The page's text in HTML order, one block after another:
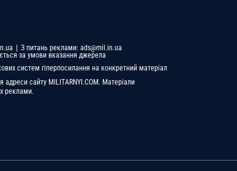
| З питань реклами: ads@mil.in.ua
за умови вказання джерела
систем гіперпосилання на конкретний матеріал
адреси сайту MILITARNYI.COM. Матеріали
реклами.